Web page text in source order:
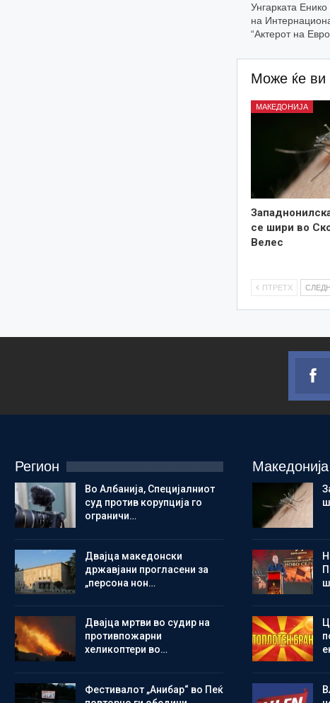
Унгарката
на
“Актерот на
Може ќе ви
МАКЕДОНИЈА
се шири во
Велес
ПТРЕТХ
Регион
Во Албанија, Специјалниот
суд против корупција го
ограничи…
Двајца македонски
државјани прогласени за
„персона нон…
Двајца мртви во судир на
противпожарни
хеликоптери во…
Фестивалот „Анибар“ во Пеќ
Македонија